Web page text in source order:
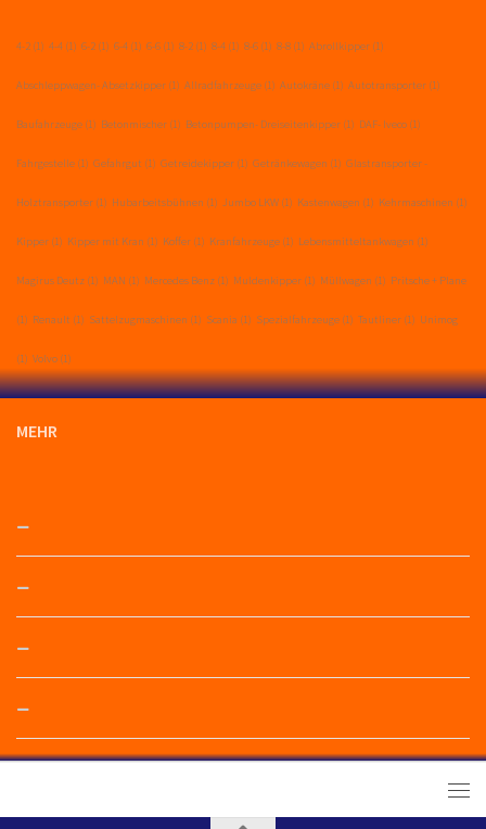
4-2 (1) 4-4 (1) 6-2 (1) 6-4 (1) 6-6 (1) 8-2 (1) 8-4 (1) 8-6 (1) 8-8 (1) Abrollkipper (1)
Abschleppwagen- Absetzkipper (1) Allradfahrzeuge (1) Autokräne (1) Autotransporter (1)
Baufahrzeuge (1) Betonmischer (1) Betonpumpen- Dreiseitenkipper (1) DAF- Iveco (1)
Fahrgestelle (1) Gefahrgut (1) Getreidekipper (1) Getränkewagen (1) Glastransporter -
Holztransporter (1) Hubarbeitsbühnen (1) Jumbo LKW (1) Kastenwagen (1) Kehrmaschinen (1)
Kipper (1) Kipper mit Kran (1) Koffer (1) Kranfahrzeuge (1) Lebensmitteltankwagen (1)
Magirus Deutz (1) MAN (1) Mercedes Benz (1) Muldenkipper (1) Müllwagen (1) Pritsche + Plane
(1) Renault (1) Sattelzugmaschinen (1) Scania (1) Spezialfahrzeuge (1) Tautliner (1) Unimog
(1) Volvo (1)
MEHR